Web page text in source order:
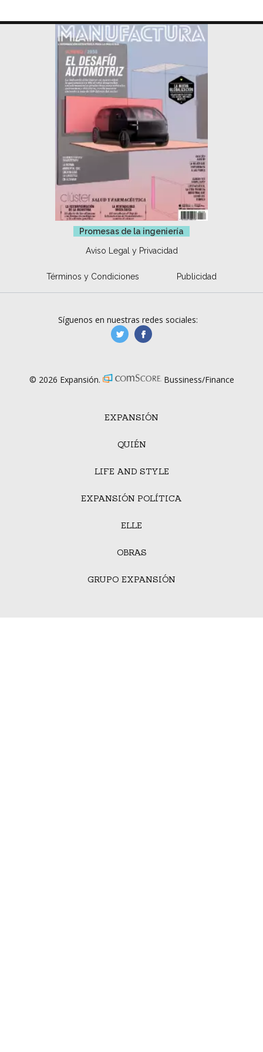
Promesas de la ingeniería
Aviso Legal y Privacidad
Términos y Condiciones Publicidad
EXPANSIÓN
QUIÉN
LIFE AND STYLE
EXPANSIÓN POLÍTICA
ELLE
OBRAS
GRUPO EXPANSIÓN
Síguenos en nuestras redes sociales:
manufacturaGE
© 2026 Expansión. Bussiness/Finance